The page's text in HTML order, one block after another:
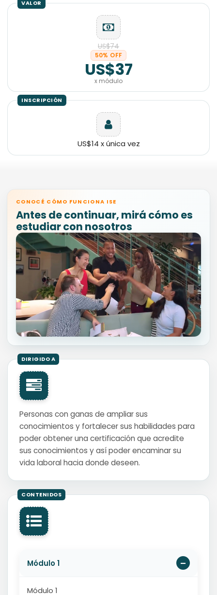
US$74
50% OFF
US$37
x módulo
US$14 x única vez
CONOCÉ CÓMO FUNCIONA ISE
Antes de continuar, mirá cómo es
estudiar con nosotros
Personas con ganas de ampliar sus
conocimientos y fortalecer sus habilidades para
poder obtener una certificación que acredite
sus conocimientos y así poder encaminar su
vida laboral hacia donde deseen.
Módulo 1
Módulo 1